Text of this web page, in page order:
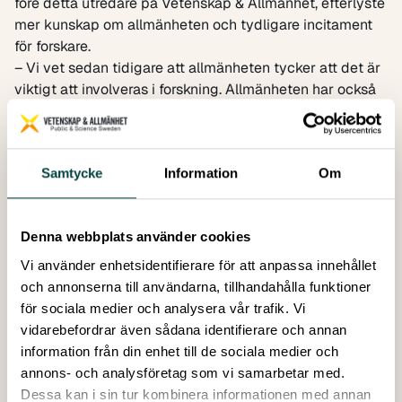
Samtycke Information Om
Denna webbplats använder cookies
Vi använder enhetsidentifierare för att anpassa innehållet
och annonserna till användarna, tillhandahålla funktioner
för sociala medier och analysera vår trafik. Vi
vidarebefordrar även sådana identifierare och annan
information från din enhet till de sociala medier och
annons- och analysföretag som vi samarbetar med.
Dessa kan i sin tur kombinera informationen med annan
mer kunskap om allmänheten och tydligare incitament
för forskare.
– Vi vet sedan tidigare att allmänheten tycker att det är
viktigt att involveras i forskning. Allmänheten har också
höga tankar om samverkan med forskare och lärosäten.
Överlag vet vi också att forskare tycker att allmänheten
bör involveras i forskning. Däremot verkar det
fortfarande råda en viss oklarhet bland forskare kring
vilka allmänheten faktiskt är, vem som ingår i
forskningen, och hur man som forskare kan samarbeta
med allmänheten.
Dessutom finns det en skev fördelning i vilka delar av
allmänheten som involveras i forskning.
– När det gäller medborgarforskning och andra typer av
samverkan mellan forskare och allmänhet ser vi en tydlig
snedvridning mot personer med högre utbildning och
hög socioekonomisk status. Här har lärosäten och